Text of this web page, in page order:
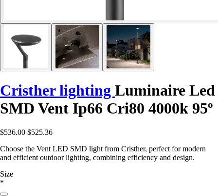
Cristher lighting Luminaire Led
SMD Vent Ip66 Cri80 4000k 95º
$536.00 $525.36
Choose the Vent LED SMD light from Cristher, perfect for modern
and efficient outdoor lighting, combining efficiency and design.
Size
*